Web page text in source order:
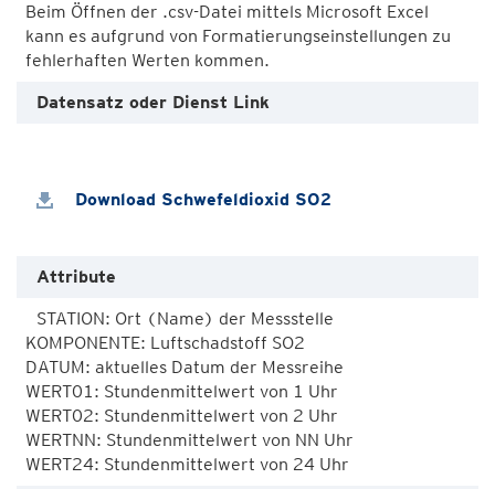
Beim Öffnen der .csv-Datei mittels Microsoft Excel
kann es aufgrund von Formatierungseinstellungen zu
fehlerhaften Werten kommen.
Datensatz oder Dienst Link
Download Schwefeldioxid SO2
Attribute
STATION: Ort (Name) der Messstelle
KOMPONENTE: Luftschadstoff SO2
DATUM: aktuelles Datum der Messreihe
WERT01: Stundenmittelwert von 1 Uhr
WERT02: Stundenmittelwert von 2 Uhr
WERTNN: Stundenmittelwert von NN Uhr
WERT24: Stundenmittelwert von 24 Uhr